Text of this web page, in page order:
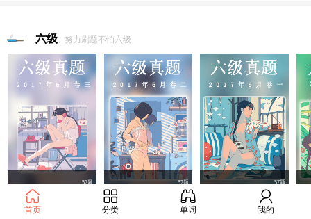
六级 努力刷题不怕六级
57题 57题
2017年6月六级真题(第二套)
2017年6月份六级真题第一套，总共55题，题目更新中敬请期待...
57题
首页 分类 单词 我的